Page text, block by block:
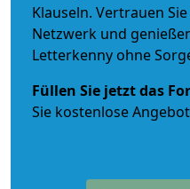
Klauseln. Vertrauen
Netzwerk und
Letterkenny ohne
Füllen Sie jetzt das
Sie kostenlose